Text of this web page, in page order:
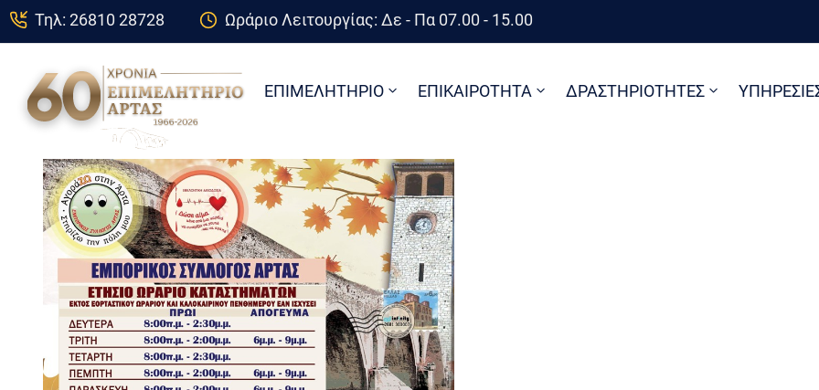
Τηλ: 26810 28728 Ωράριο Λειτουργίας: Δε - Πα 07.00 - 15.00
ΕΠΙΜΕΛΗΤΗΡΙΟ ΕΠΙΚΑΙΡΟΤΗΤΑ ΔΡΑΣΤΗΡΙΟΤΗΤΕΣ